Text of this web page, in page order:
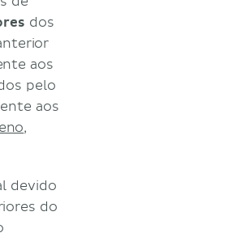
dos
aos
pelo
aos
,
devido
do